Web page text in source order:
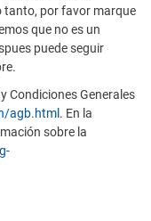
tanto, por favor marque
que no es un
puede seguir
Condiciones Generales
agb.html . En la
sobre la